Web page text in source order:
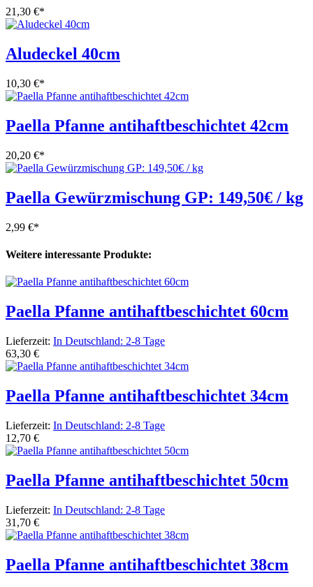
21,30 €*
Aludeckel 40cm
10,30 €*
Paella Pfanne antihaftbeschichtet 42cm
20,20 €*
Paella Gewürzmischung GP: 149,50€ / kg
2,99 €*
Weitere interessante Produkte:
Paella Pfanne antihaftbeschichtet 60cm
Lieferzeit: In Deutschland: 2-8 Tage
63,30 €
Paella Pfanne antihaftbeschichtet 34cm
Lieferzeit: In Deutschland: 2-8 Tage
12,70 €
Paella Pfanne antihaftbeschichtet 50cm
Lieferzeit: In Deutschland: 2-8 Tage
31,70 €
Paella Pfanne antihaftbeschichtet 38cm